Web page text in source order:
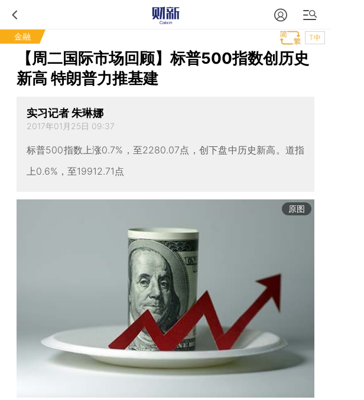
金融 T中
【周二国际市场回顾】标普500指数创历史
新高 特朗普力推基建
实习记者 朱琳娜
2017年01月25日 09:37
标普500指数上涨0.7%，至2280.07点，创下盘中历史新高。道指
上0.6%，至19912.71点
原图